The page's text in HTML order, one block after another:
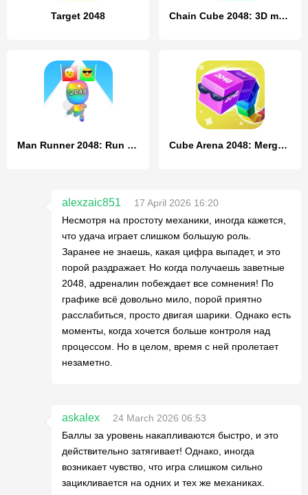
Target 2048 Chain Cube 2048: 3D merge game
Man Runner 2048: Run and Merge Cube Arena 2048: Merge Numbers
alexzaic851
17 April 2026 16:20
Несмотря на простоту механики, иногда кажется,
что удача играет слишком большую роль.
Заранее не знаешь, какая цифра выпадет, и это
порой раздражает. Но когда получаешь заветные
2048, адреналин побеждает все сомнения! По
графике всё довольно мило, порой приятно
расслабиться, просто двигая шарики. Однако есть
моменты, когда хочется больше контроля над
процессом. Но в целом, время с ней пролетает
незаметно.
askalex
24 March 2026 06:53
Баллы за уровень накапливаются быстро, и это
действительно затягивает! Однако, иногда
возникает чувство, что игра слишком сильно
зацикливается на одних и тех же механиках.